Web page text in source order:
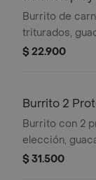
Burrito de
triturados,
frijoles negros,
$ 22.900
Burrito 2
Burrito con 2
elección,
frijoles negros,
$ 31.500